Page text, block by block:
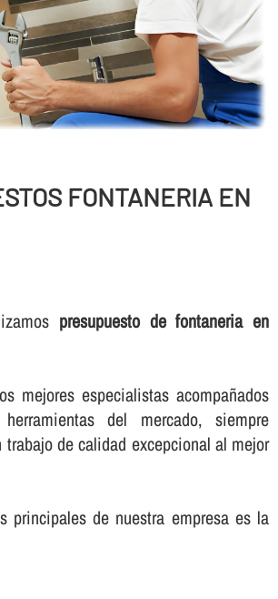
FONTANERIA EN
presupuesto de fontaneria en
mejores especialistas acompañados
del mercado, siempre
de calidad excepcional al mejor
principales de nuestra empresa es la